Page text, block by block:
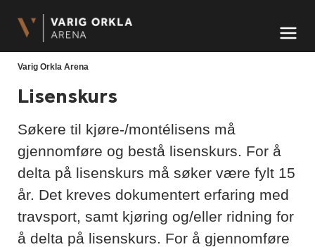
Varig Orkla Arena
Lisenskurs
Søkere til kjøre-/montélisens må
gjennomføre og bestå lisenskurs. For å
delta på lisenskurs må søker være fylt 15
år. Det kreves dokumentert erfaring med
travsport, samt kjøring og/eller ridning for
å delta på lisenskurs. For å gjennomføre